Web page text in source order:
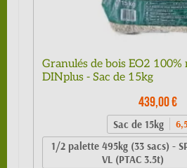
Granulés de bois EO2 100%
DINplus - Sac de 15kg
439,00 €
Sac de 15kg
1/2 palette 495kg (33 sacs) -
VL (PTAC 3.5t)